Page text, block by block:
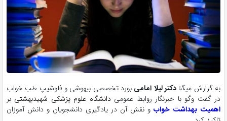
به گزارش میگنا دکتر لیلا امامی بورد تخصصی بیهوشی و فلوشیپ طب خواب
در گفت وگو با خبرنگار روابط عمومی دانشگاه علوم پزشکی شهیدبهشتی بر
اهمیت بهداشت خواب و نقش آن در یادگیری دانشجویان و دانش آموزان